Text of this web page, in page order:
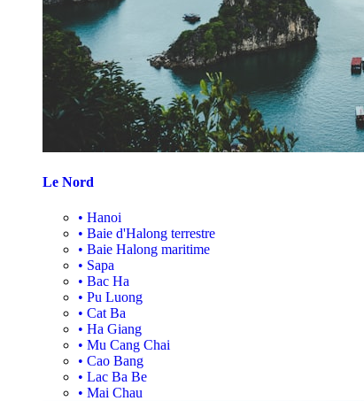
Le Nord
• Hanoi
• Baie d'Halong terrestre
• Baie Halong maritime
• Sapa
• Bac Ha
• Pu Luong
• Cat Ba
• Ha Giang
• Mu Cang Chai
• Cao Bang
• Lac Ba Be
• Mai Chau